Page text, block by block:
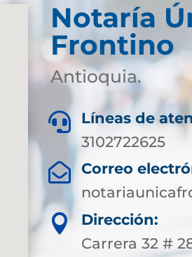
Notaría
Frontino
Antioquia.

Líneas de
3102722625

Correo

Dirección:
Carrera 32 #